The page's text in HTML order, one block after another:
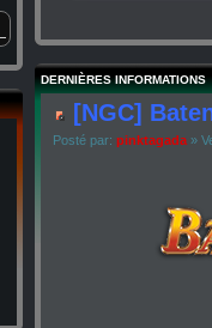
DERNIÈRES INFORMATIONS
[NGC]
Posté par: pinktagada »